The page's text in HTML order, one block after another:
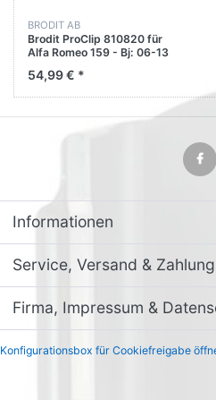
BRODIT AB
Brodit ProClip 810820 für
Alfa Romeo 159 - Bj: 06-13
54,99 € *
Informationen
Service, Versand & Zahlung
Firma, Impressum &
Konfigurationsbox für Cookiefreigabe